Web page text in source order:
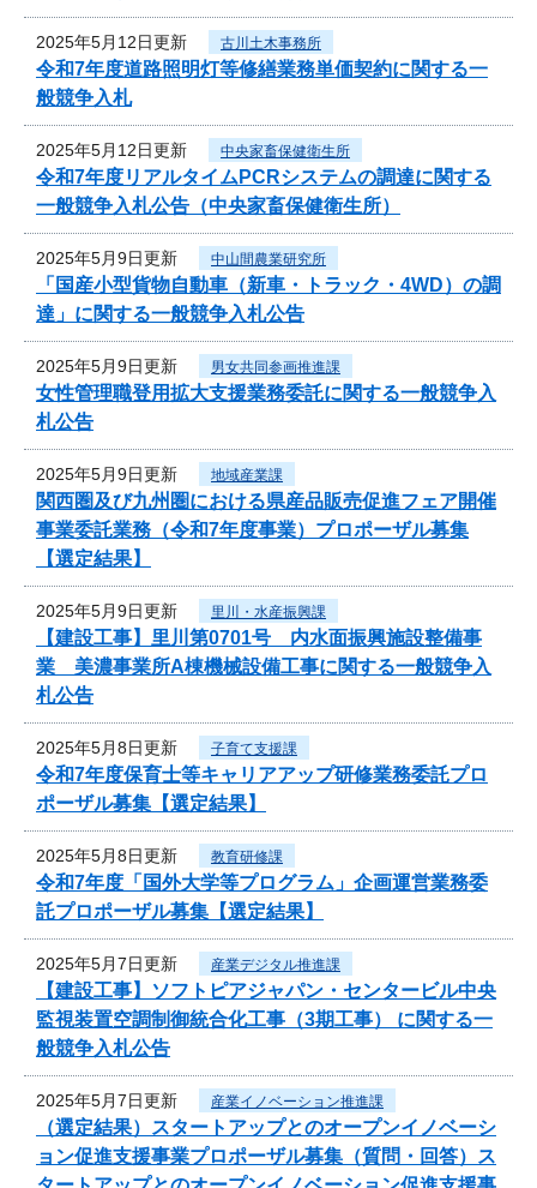
2025年5月12日更新 古川土木事務所
令和7年度道路照明灯等修繕業務単価契約に関する一
般競争入札
2025年5月12日更新 中央家畜保健衛生所
令和7年度リアルタイムPCRシステムの調達に関する
一般競争入札公告（中央家畜保健衛生所）
2025年5月9日更新 中山間農業研究所
「国産小型貨物自動車（新車・トラック・4WD）の調
達」に関する一般競争入札公告
2025年5月9日更新 男女共同参画推進課
女性管理職登用拡大支援業務委託に関する一般競争入
札公告
2025年5月9日更新 地域産業課
関西圏及び九州圏における県産品販売促進フェア開催
事業委託業務（令和7年度事業）プロポーザル募集
【選定結果】
2025年5月9日更新 里川・水産振興課
【建設工事】里川第0701号 内水面振興施設整備事
業 美濃事業所A棟機械設備工事に関する一般競争入
札公告
2025年5月8日更新 子育て支援課
令和7年度保育士等キャリアアップ研修業務委託プロ
ポーザル募集【選定結果】
2025年5月8日更新 教育研修課
令和7年度「国外大学等プログラム」企画運営業務委
託プロポーザル募集【選定結果】
2025年5月7日更新 産業デジタル推進課
【建設工事】ソフトピアジャパン・センタービル中央
監視装置空調制御統合化工事（3期工事） に関する一
般競争入札公告
2025年5月7日更新 産業イノベーション推進課
（選定結果）スタートアップとのオープンイノベーシ
ョン促進支援事業プロポーザル募集（質問・回答）ス